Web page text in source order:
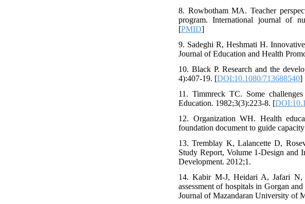
8. Rowbotham MA. Teacher
program. International journal of
[PMID]
9. Sadeghi R, Heshmati H.
Journal of Education and Health
10. Black P. Research and the
4):407-19. [DOI:10.1080/713688540]
11. Timmreck TC. Some
Education. 1982;3(3):223-8. [
12. Organization WH. Health
foundation document to guide
13. Tremblay K, Lalancette D,
Study Report, Volume 1-Design and
Development. 2012;1.
14. Kabir M-J, Heidari A, Jafari
assessment of hospitals in Gorgan
Journal of Mazandaran University of